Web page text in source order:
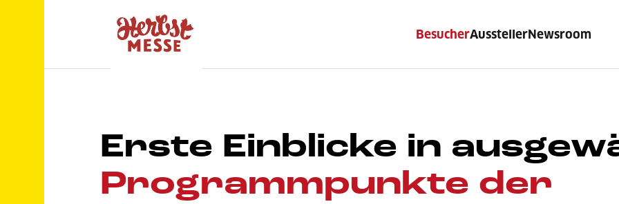
BesucherAusstellerNewsroom
Erste Einblicke in
Programmpunkte der